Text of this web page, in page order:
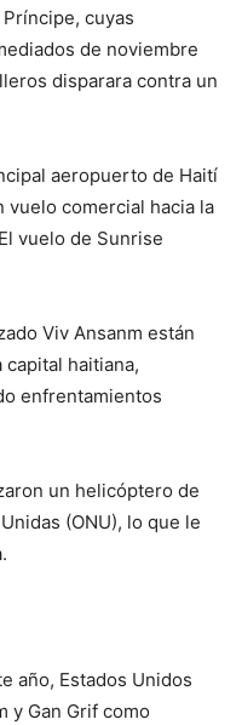
cuyas
de noviembre
disparara contra un
aeropuerto de Haití
vuelo comercial hacia la
vuelo de Sunrise
Viv Ansanm están
capital haitiana,
enfrentamientos
un helicóptero de
(ONU), lo que le
año, Estados Unidos
y Gan Grif como